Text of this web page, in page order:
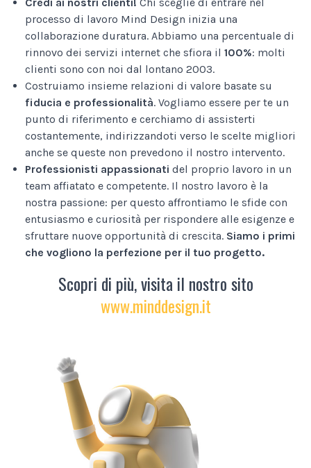
processo di lavoro Mind Design inizia una
collaborazione duratura. Abbiamo una percentuale di
rinnovo dei servizi internet che sfiora il 100%: molti
clienti sono con noi dal lontano 2003.
Costruiamo insieme relazioni di valore basate su
fiducia e professionalità. Vogliamo essere per te un
punto di riferimento e cerchiamo di assisterti
costantemente, indirizzandoti verso le scelte migliori
anche se queste non prevedono il nostro intervento.
Professionisti appassionati del proprio lavoro in un
team affiatato e competente. Il nostro lavoro è la
nostra passione: per questo affrontiamo le sfide con
entusiasmo e curiosità per rispondere alle esigenze e
sfruttare nuove opportunità di crescita. Siamo i primi
che vogliono la perfezione per il tuo progetto.
Scopri di più, visita il nostro sito
www.minddesign.it